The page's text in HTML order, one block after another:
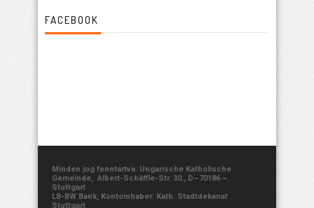
FACEBOOK
Minden jog fenntartva. Ungarische Katholische
Gemeinde, Albert-Schäffle-Str. 30., D–70186 –
Stuttgart
LB-BW Bank, Kontoinhaber: Kath. Stadtdekanat
Stuttgart